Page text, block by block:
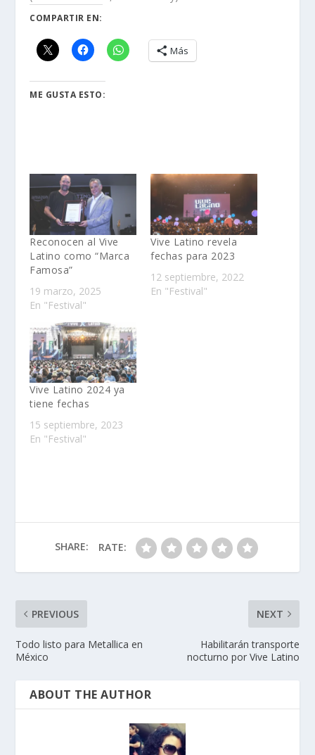
COMPARTIR EN:
Más
ME GUSTA ESTO:
Reconocen al Vive
Latino como “Marca
Famosa”
19 marzo, 2025
En "Festival"
Vive Latino revela
fechas para 2023
12 septiembre, 2022
En "Festival"
Vive Latino 2024 ya
tiene fechas
15 septiembre, 2023
En "Festival"
SHARE: RATE:
PREVIOUS
Todo listo para Metallica en
México
NEXT
Habilitarán transporte
nocturno por Vive Latino
ABOUT THE AUTHOR